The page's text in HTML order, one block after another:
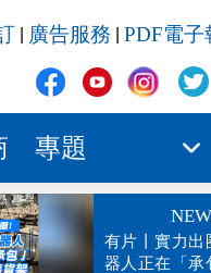
廣告服務 PDF電子
專題
有片丨實力出
器人正在「承